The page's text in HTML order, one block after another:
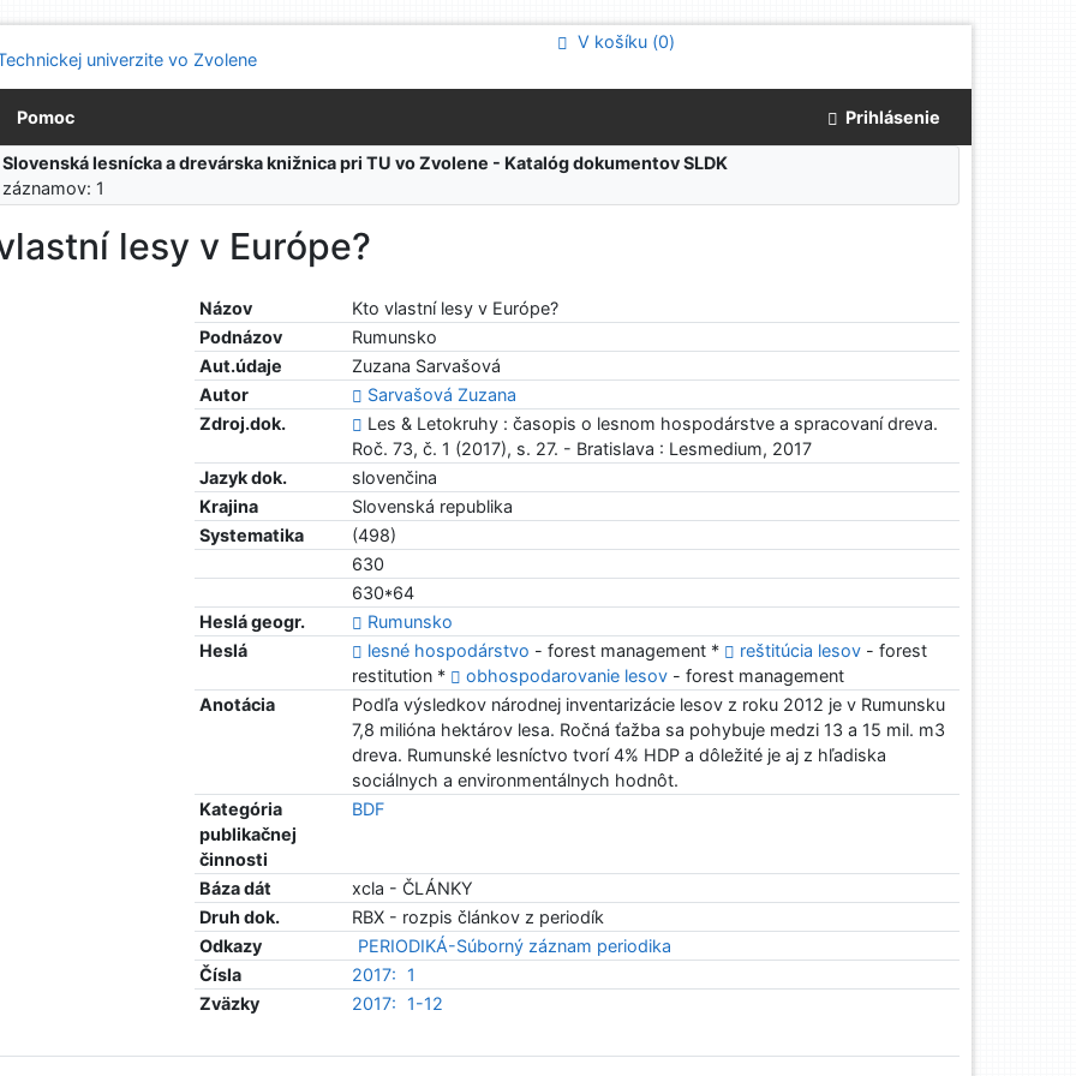
V košíku (0)
Pomoc Prihlásenie
Slovenská lesnícka a drevárska knižnica pri TU vo Zvolene - Katalóg dokumentov SLDK
1
lesy v Európe?
Názov
Kto vlastní lesy v Európe?
Podnázov
Rumunsko
Aut.údaje
Zuzana Sarvašová
Autor
Sarvašová Zuzana
Zdroj.dok.
Les & Letokruhy : časopis o lesnom hospodárstve a spracovaní dreva.
Roč. 73, č. 1 (2017), s. 27. - Bratislava : Lesmedium, 2017
Jazyk dok.
slovenčina
Krajina
Slovenská republika
Systematika
(498)
630
630*64
Heslá geogr.
Rumunsko
Heslá
lesné hospodárstvo - forest management * reštitúcia lesov - forest
restitution *
obhospodarovanie lesov - forest management
Anotácia
Podľa výsledkov národnej inventarizácie lesov z roku 2012 je v Rumunsku
7,8 milióna hektárov lesa. Ročná ťažba sa pohybuje medzi 13 a 15 mil. m3
dreva. Rumunské lesníctvo tvorí 4% HDP a dôležité je aj z hľadiska
sociálnych a environmentálnych hodnôt.
Kategória
publikačnej
činnosti
BDF
Báza dát
xcla - ČLÁNKY
Druh dok.
RBX - rozpis článkov z periodík
Odkazy
PERIODIKÁ-Súborný záznam periodika
Čísla
2017:
1
Zväzky
2017: 1-12